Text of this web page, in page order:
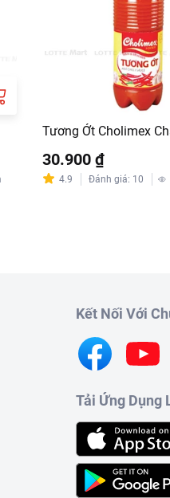
Tương Ớt Cholimex
30.900 ₫
4.9 Đánh giá: 10
Kết Nối Với
Tải Ứng Dụng